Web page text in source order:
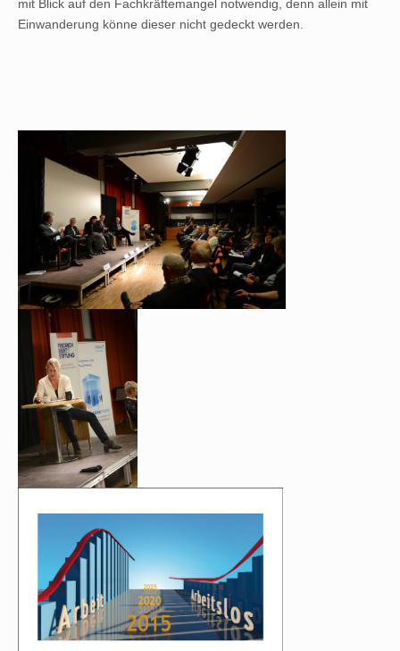
mit Blick auf den Fachkräftemangel notwendig, denn allein mit
Einwanderung könne dieser nicht gedeckt werden.